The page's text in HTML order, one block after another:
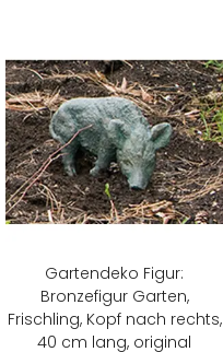
Gartendeko Figur:
Bronzefigur Garten,
Frischling, Kopf nach rechts,
40 cm lang, original